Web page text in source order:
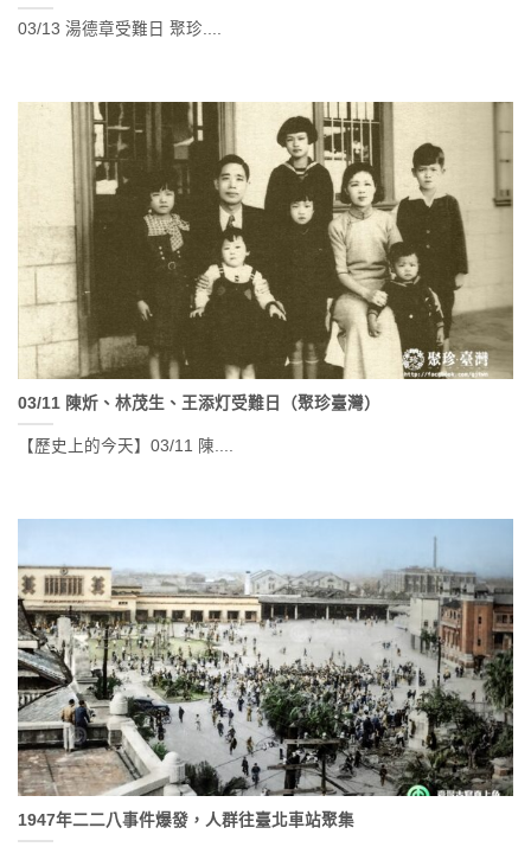
03/13 湯德章受難日 聚珍....
03/11 陳炘、林茂生、王添灯受難日（聚珍臺灣）
【歷史上的今天】03/11 陳....
1947年二二八事件爆發，人群往臺北車站聚集